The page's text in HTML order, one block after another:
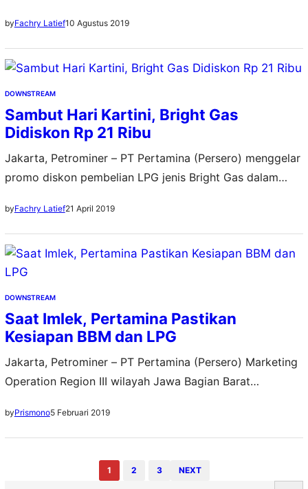
sekitar 5,31 persen dari alokasi normal bulan Agustus
2019. “Penambahan pasokan ini dilakukan untuk
mengantisipasi adanya lonjakan konsumsi pada
momentum hari raya Idul Adha 1414 H,” ujar Vice
President Corporate Communication Pertamina,…
byFachry Latief10 Agustus 2019
DOWNSTREAM
Sambut Hari Kartini, Bright Gas
Didiskon Rp 21 Ribu
Jakarta, Petrominer – PT Pertamina (Persero) menggelar
promo diskon pembelian LPG jenis Bright Gas dalam
Promo potongan harga Rp 21.000 tersebut berlaku
secara nasional, baik untuk pembelian tabung perdana,
isi ulang, maupun pertukaran (trade in) LPG jenis Bright
Gas. “Dalam rangka memperingati Hari Kartini pada 21
April…
byFachry Latief21 April 2019
DOWNSTREAM
Saat Imlek, Pertamina Pastikan
Kesiapan BBM dan LPG
Jakarta, Petrominer – PT Pertamina (Persero) Marketing
Operation Region III wilayah Jawa Bagian Barat
Raya Imlek, yang diperingati hari ini, Selasa (5/2).
Pertamina memperkirakan tidak ada kenaikan konsumsi
BBM dan LPG yang cukup berarti pada masa ini. Namun,
untuk mengantisipasi peningkatan kebutuhan pada hari
byPrismono5 Februari 2019
1 2 3 NEXT